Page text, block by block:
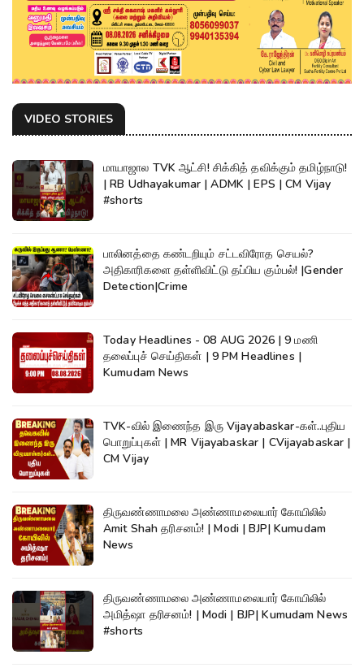
VIDEO STORIES
மாயாஜால TVK ஆட்சி! சிக்கித் தவிக்கும் தமிழ்நாடு!
| RB Udhayakumar | ADMK | EPS | CM Vijay
#shorts
பாலினத்தை கண்டறியும் சட்டவிரோத செயல்?
அதிகாரிகளை தள்ளிவிட்டு தப்பிய கும்பல்! |Gender
Detection|Crime
Today Headlines - 08 AUG 2026 | 9 மணி
தலைப்புச் செய்திகள் | 9 PM Headlines |
Kumudam News
TVK-வில் இணைந்த இரு Vijayabaskar-கள்..புதிய
பொறுப்புகள் | MR Vijayabaskar | CVijayabaskar |
CM Vijay
திருவண்ணாமலை அண்ணாமலையார் கோயிலில்
Amit Shah தரிசனம்! | Modi | BJP| Kumudam
News
திருவண்ணாமலை அண்ணாமலையார் கோயிலில்
அமித்ஷா தரிசனம்! | Modi | BJP| Kumudam News
#shorts